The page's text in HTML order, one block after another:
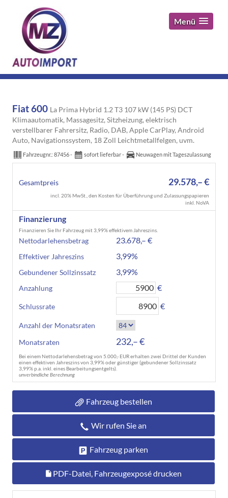
Menü
Fiat 600 La Prima Hybrid 1.2 T3 107 kW (145 PS) DCT
Klimaautomatik, Massagesitz, Sitzheizung, elektrisch
verstellbarer Fahrersitz, Radio, DAB, Apple CarPlay, Android
Auto, Navigationssystem, 18 Zoll Leichtmetallfelgen, uvm.
Fahrzeugnr.: 87456 sofort lieferbar Neuwagen mit Tageszulassung
Gesamtpreis 29.578,– €
incl. 20% MwSt., den Kosten für Überführung und Zulassungspapieren
inkl. NoVA
Finanzierung
Finanzieren Sie Ihr Fahrzeug mit 3,99% effektivem Jahreszins.
Nettodarlehensbetrag 23.678,– €
Effektiver Jahreszins 3,99%
Gebundener Sollzinssatz 3,99%
Anzahlung €
Schlussrate €
Anzahl der Monatsraten
Monatsraten
232,– €
Bei einem Nettodarlehensbetrag von 5.000,- EUR erhalten zwei Drittel der Kunden
einen effektiven Jahreszins von 3,99% oder günstiger (gebundener Sollzinssatz
3,99% p.a. inkl. eines Bearbeitungsentgelts).
unverbindliche Berechnung
Fahrzeug bestellen
Wir rufen Sie an
Fahrzeug parken
PDF-Datei, Fahrzeugexposé drucken